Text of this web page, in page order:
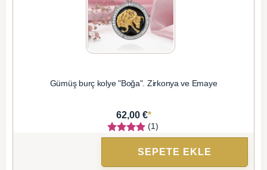
Gümüş burç kolye "Boğa". Zirkonya ve Emaye
62,00 €*
(1)
SEPETE EKLE